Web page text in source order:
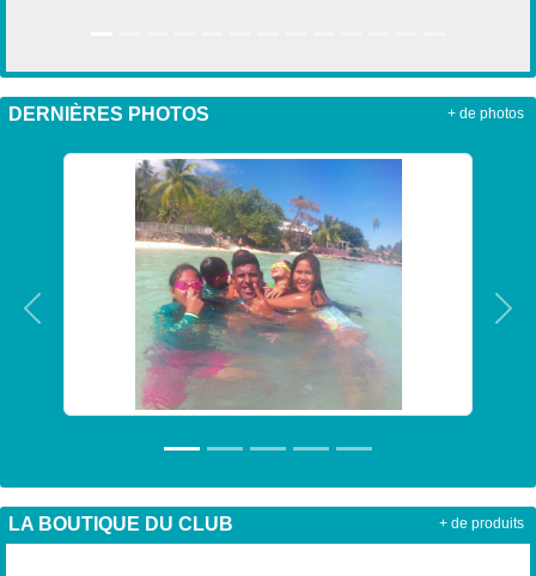
DERNIÈRES PHOTOS
Précedent
+ de photos
LA BOUTIQUE DU CLUB + de produits